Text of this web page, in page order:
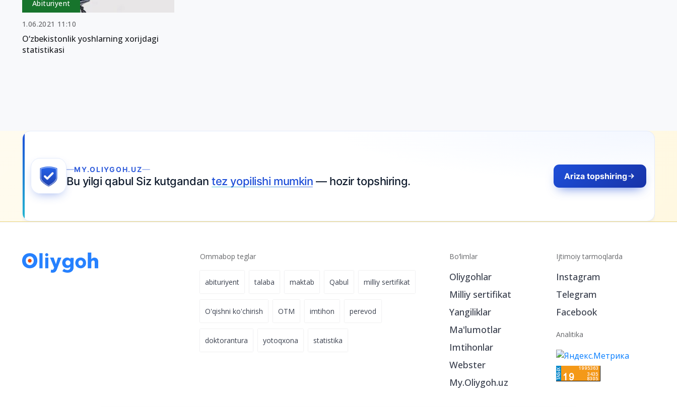
Abituriyent
1.06.2021 11:10
O‘zbekistonlik yoshlarning xorijdagi
statistikasi
MY.OLIYGOH.UZ
Bu yilgi qabul Siz kutgandantez yopilishi mumkin — hozir topshiring. Ariza topshiring
Ommabop teglar
abituriyent talaba maktab Qabul milliy sertifikat
O'qishni ko'chirish OTM imtihon perevod
doktorantura yotoqxona statistika
Bo‘limlar
Oliygohlar
Milliy sertifikat
Yangiliklar
Ma'lumotlar
Imtihonlar
Webster
My.Oliygoh.uz
Ijtimoiy tarmoqlarda
Instagram
Telegram
Facebook
Analitika